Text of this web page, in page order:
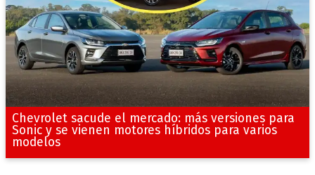
Chevrolet sacude el mercado: más versiones para
Sonic y se vienen motores híbridos para varios
modelos